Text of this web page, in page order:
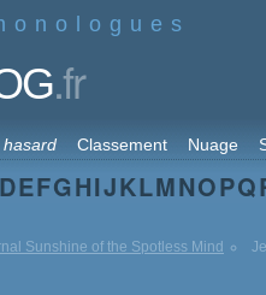
.fr
hasard Classement Nuage
DEFGHIJKLMNOPQ
Sunshine of the Spotless Mind